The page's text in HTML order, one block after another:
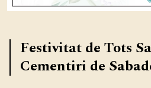
Festivitat de Tots
Cementiri de